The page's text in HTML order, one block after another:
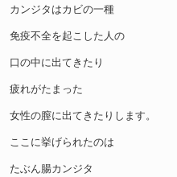
カンジタはカビの一種
免疫不全を起こした人の
口の中に出てきたり
疲れがたまった
女性の膣に出てきたりします。
ここに挙げられたのは
たぶん腸カンジタ